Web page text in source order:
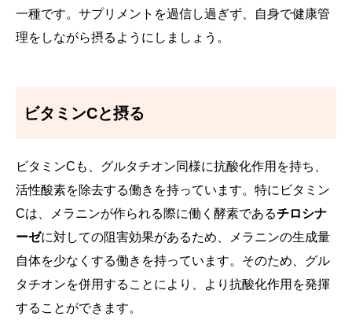
一種です。サプリメントを過信し過ぎず、自身で健康管
理をしながら摂るようにしましょう。
ビタミンCと摂る
ビタミンCも、グルタチオン同様に抗酸化作用を持ち、
活性酸素を除去する働きを持っています。特にビタミン
Cは、メラニンが作られる際に働く酵素であるチロシナ
ーゼに対しての阻害効果があるため、メラニンの生成量
自体を少なくする働きを持っています。そのため、グル
タチオンを併用することにより、より抗酸化作用を発揮
することができます。